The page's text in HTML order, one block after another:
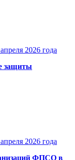
2026 года
защиты
2026 года
ФПСО в